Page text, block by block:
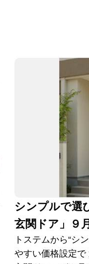
シンプルで選
玄関ドア」９
トステムから“シ
やすい価格設定で